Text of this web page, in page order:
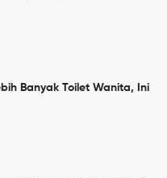
Banyak Toilet Wanita, Ini